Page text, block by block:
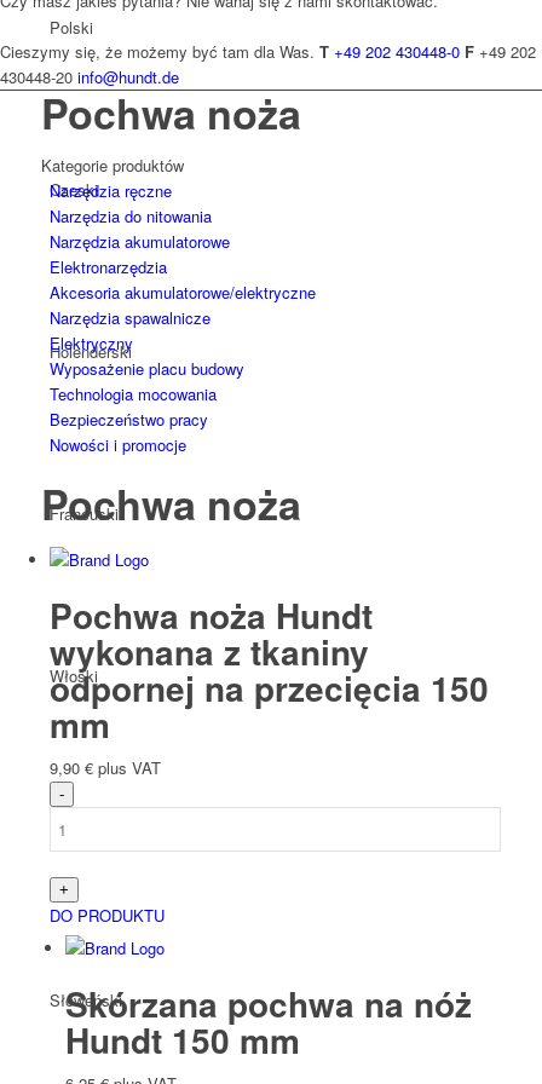
Polski
Czeski
Holenderski
Francuski
Włoski
Słowacki
Słoweński
Cieszymy się, że możemy być tam dla Was. T +49 202 430448-0 F +49 202
430448-20 info@hundt.de
Pochwa noża
Kategorie produktów
Narzędzia ręczne
Narzędzia do nitowania
Narzędzia akumulatorowe
Elektronarzędzia
Akcesoria akumulatorowe/elektryczne
Narzędzia spawalnicze
Elektryczny
Wyposażenie placu budowy
Technologia mocowania
Bezpieczeństwo pracy
Nowości i promocje
Pochwa noża
Pochwa noża Hundt
wykonana z tkaniny
odpornej na przecięcia 150
mm
9,90 € plus VAT
DO PRODUKTU
Skórzana pochwa na nóż
Hundt 150 mm